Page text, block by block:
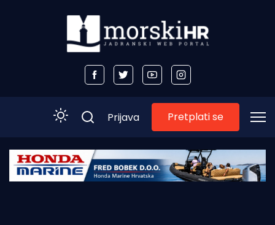
Početna
Prijava Pretplati se